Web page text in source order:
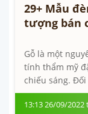
29+ Mẫu
tượng bán
Gỗ là một
tính thẩm mỹ
chiếu sáng.
không gian
13:13 26/09/